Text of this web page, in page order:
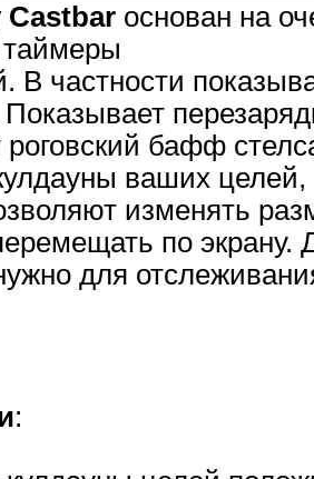
Castbar основан на
таймеры
В частности
бафф
ваших
изменять
по
для
: